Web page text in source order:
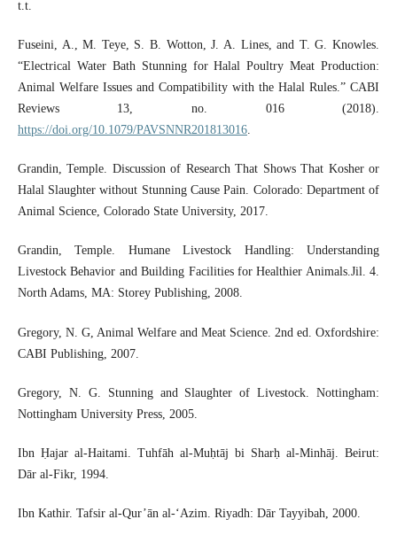
t.t.
Fuseini, A., M. Teye, S. B. Wotton, J. A. Lines, and T. G. Knowles.
“Electrical Water Bath Stunning for Halal Poultry Meat Production:
Animal Welfare Issues and Compatibility with the Halal Rules.” CABI
Reviews 13, no. 016 (2018).
https://doi.org/10.1079/PAVSNNR201813016.
Grandin, Temple. Discussion of Research That Shows That Kosher or
Halal Slaughter without Stunning Cause Pain. Colorado: Department of
Animal Science, Colorado State University, 2017.
Grandin, Temple. Humane Livestock Handling: Understanding
Livestock Behavior and Building Facilities for Healthier Animals.Jil. 4.
North Adams, MA: Storey Publishing, 2008.
Gregory, N. G, Animal Welfare and Meat Science. 2nd ed. Oxfordshire:
CABI Publishing, 2007.
Gregory, N. G. Stunning and Slaughter of Livestock. Nottingham:
Nottingham University Press, 2005.
Ibn Ḥajar al-Haitami. Tuhfāh al-Muḥtāj bi Sharḥ al-Minhāj. Beirut:
Dār al-Fikr, 1994.
Ibn Kathir. Tafsir al-Qur’ān al-‘Azim. Riyadh: Dār Tayyibah, 2000.